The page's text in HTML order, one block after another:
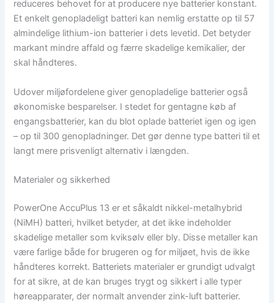
reduceres behovet for at producere nye batterier konstant.
Et enkelt genopladeligt batteri kan nemlig erstatte op til 57
almindelige lithium-ion batterier i dets levetid. Det betyder
markant mindre affald og færre skadelige kemikalier, der
skal håndteres.
Udover miljøfordelene giver genopladelige batterier også
økonomiske besparelser. I stedet for gentagne køb af
engangsbatterier, kan du blot oplade batteriet igen og igen
– op til 300 genopladninger. Det gør denne type batteri til et
langt mere prisvenligt alternativ i længden.
Materialer og sikkerhed
PowerOne AccuPlus 13 er et såkaldt nikkel-metalhybrid
(NiMH) batteri, hvilket betyder, at det ikke indeholder
skadelige metaller som kviksølv eller bly. Disse metaller kan
være farlige både for brugeren og for miljøet, hvis de ikke
håndteres korrekt. Batteriets materialer er grundigt udvalgt
for at sikre, at de kan bruges trygt og sikkert i alle typer
høreapparater, der normalt anvender zink-luft batterier.